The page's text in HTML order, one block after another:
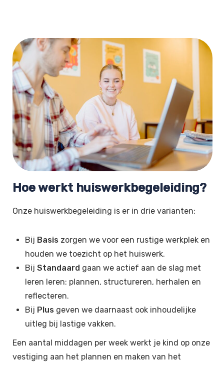
Hoe werkt huiswerkbegeleiding?
Onze huiswerkbegeleiding is er in drie varianten:
Bij Basis zorgen we voor een rustige werkplek en
houden we toezicht op het huiswerk.
Bij Standaard gaan we actief aan de slag met
leren leren: plannen, structureren, herhalen en
reflecteren.
Bij Plus geven we daarnaast ook inhoudelijke
uitleg bij lastige vakken.
Een aantal middagen per week werkt je kind op onze
vestiging aan het plannen en maken van het